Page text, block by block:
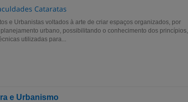
Cataratas
e Urbanistas voltados à arte de criar espaços organizados, por
urbano, possibilitando o conhecimento dos princípios,
utilizadas para...
e Urbanismo